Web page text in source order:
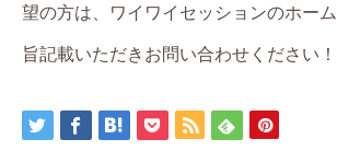
望の方は、ワイワイセッションのホー
旨記載いただきお問い合わせください！